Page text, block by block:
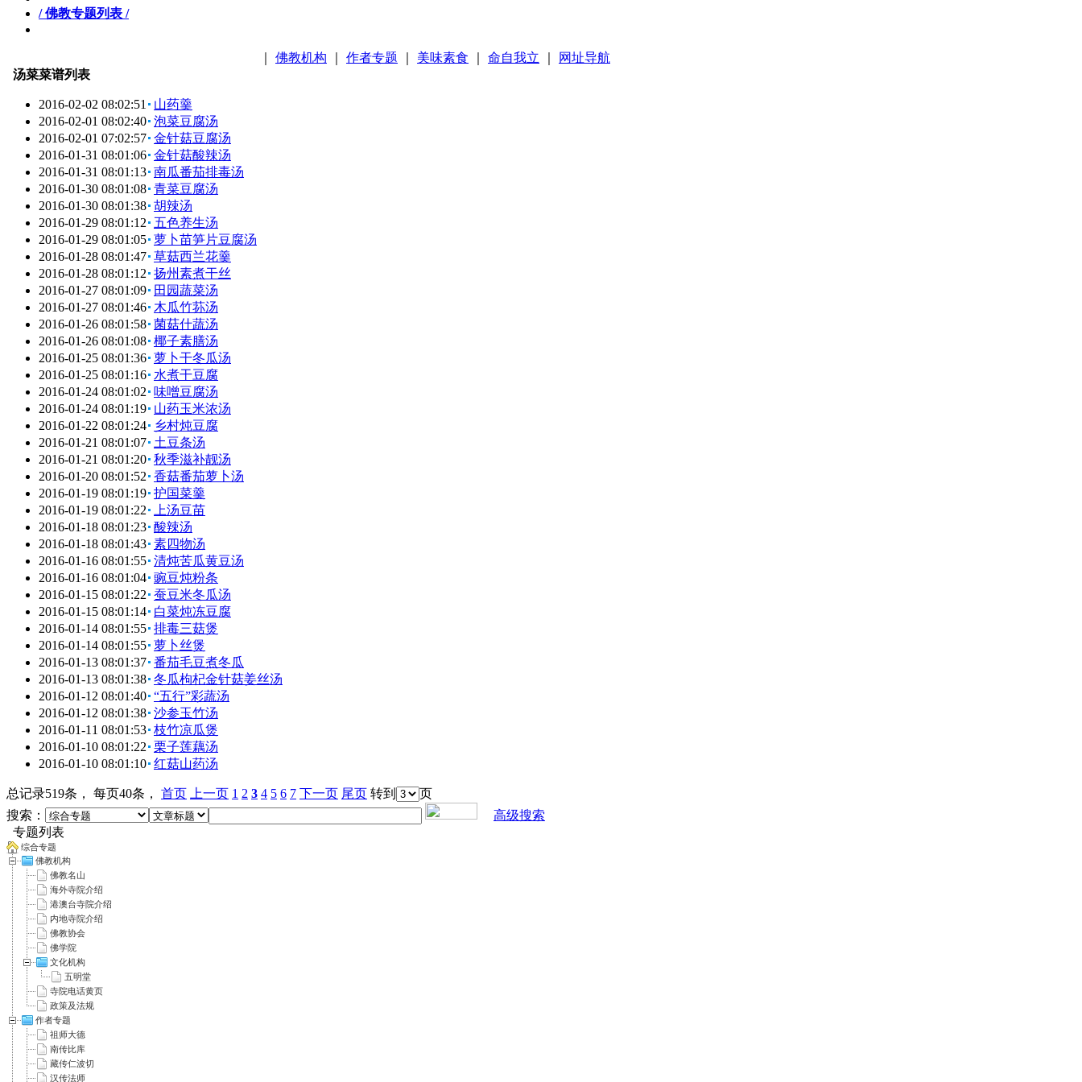
/ 佛教专题列表 /
佛教机构 作者专题 美味素食 命自我立
网址导航
汤菜菜谱列表
2016-02-02 08:02:51
山药羹
2016-02-01 08:02:40 泡菜豆腐汤
2016-02-01 07:02:57 金针菇豆腐汤
2016-01-31 08:01:06 金针菇酸辣汤
2016-01-31 08:01:13 南瓜番茄排毒汤
2016-01-30 08:01:08 青菜豆腐汤
2016-01-30 08:01:38 胡辣汤
2016-01-29 08:01:12
五色养生汤
2016-01-29 08:01:05 萝卜苗笋片豆腐汤
2016-01-28 08:01:47 草菇西兰花羹
2016-01-28 08:01:12 扬州素煮干丝
2016-01-27 08:01:09
田园蔬菜汤
2016-01-27 08:01:46 木瓜竹荪汤
2016-01-26 08:01:58 菌菇什蔬汤
2016-01-26 08:01:08 椰子素膳汤
2016-01-25 08:01:36 萝卜干冬瓜汤
2016-01-25 08:01:16 水煮干豆腐
2016-01-24 08:01:02
味噌豆腐汤
2016-01-24 08:01:19 山药玉米浓汤
2016-01-22 08:01:24
乡村炖豆腐
2016-01-21 08:01:07 土豆条汤
2016-01-21 08:01:20 秋季滋补靓汤
2016-01-20 08:01:52 香菇番茄萝卜汤
2016-01-19 08:01:19 护国菜羹
2016-01-19 08:01:22
上汤豆苗
2016-01-18 08:01:23 酸辣汤
2016-01-18 08:01:43 素四物汤
2016-01-16 08:01:55 清炖苦瓜黄豆汤
2016-01-16 08:01:04 豌豆炖粉条
2016-01-15 08:01:22 蚕豆米冬瓜汤
2016-01-15 08:01:14 白菜炖冻豆腐
2016-01-14 08:01:55 排毒三菇煲
2016-01-14 08:01:55 萝卜丝煲
2016-01-13 08:01:37 番茄毛豆煮冬瓜
2016-01-13 08:01:38 冬瓜枸杞金针菇姜丝汤
2016-01-12 08:01:40 “五行”彩蔬汤
2016-01-12 08:01:38 沙参玉竹汤
2016-01-11 08:01:53 枝竹凉瓜煲
2016-01-10 08:01:22 栗子莲藕汤
2016-01-10 08:01:10 红菇山药汤
总记录519条， 每页40条， 首页 上一页 1 2 3 4 5 6 7 下一页 尾页 转到
页
搜索：
高级搜索
专题列表
综合专题
佛教机构
佛教名山
海外寺院介绍
港澳台寺院介绍
内地寺院介绍
佛教协会
佛学院
文化机构
五明堂
寺院电话黄页
政策及法规
作者专题
祖师大德
南传比库
藏传仁波切
汉传法师